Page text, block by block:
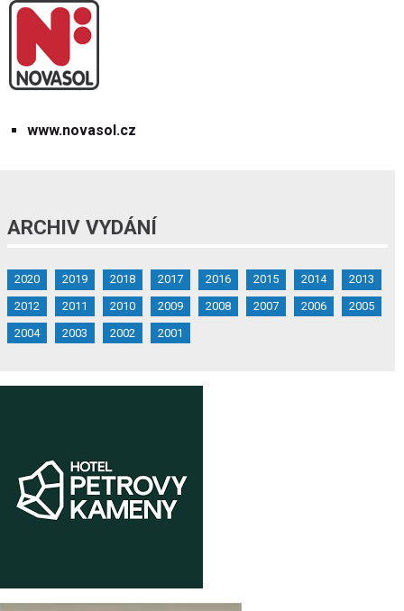
www.novasol.cz
ARCHIV VYDÁNÍ
2020 2019 2018 2017 2016 2015 2014
2013
2012
2011 2010 2009 2008 2007 2006
2005
2004
2003 2002 2001